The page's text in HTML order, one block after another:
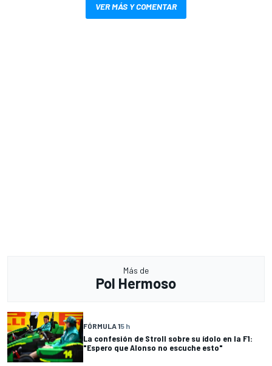
VER MÁS Y COMENTAR
Más de
Pol Hermoso
FÓRMULA 15 h
La confesión de Stroll sobre su ídolo en la F1:
"Espero que Alonso no escuche esto"